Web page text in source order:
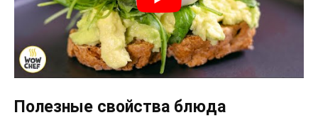
Полезные свойства блюда